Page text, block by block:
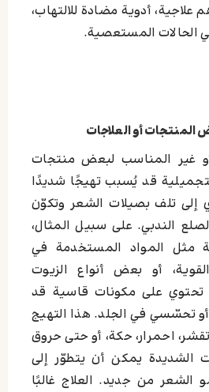
أدوية مضادة للالتهاب،
الحالات المستعصية.
أو العلاجات
غير المناسب لبعض منتجات
قد يُسبب تهيجًا شديدًا
إلى تلف بصيلات الشعر وتكوّن
الندبي. على سبيل المثال،
مثل المواد المستخدمة في
أو بعض أنواع الزيوت
تحتوي على مكونات قاسية قد
تحسّسي في الجلد. هذا التهيج
احمرار، حكة، أو حتى حروق
الشديدة يمكن أن يتطوّر إلى
الشعر من جديد. العلاج غالبًا